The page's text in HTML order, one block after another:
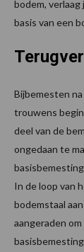
bodem,
basis van een
Bijbemesten
trouwens
deel van de
ongedaan te
In de loop van
bodemstaal
aangeraden